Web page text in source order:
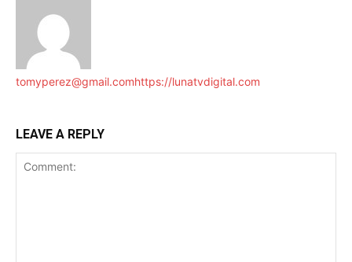
tomyperez@gmail.comhttps://lunatvdigital.com
LEAVE A REPLY